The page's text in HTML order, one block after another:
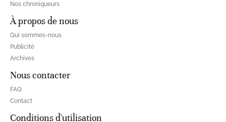
Nos chroniqueurs
À propos de nous
Qui sommes-nous
Publicité
Archives
Nous contacter
FAQ
Contact
Conditions d'utilisation